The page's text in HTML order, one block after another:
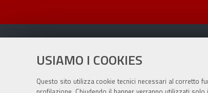
USIAMO I COOKIES
Questo sito utilizza cookie tecnici necessari al corretto
Sito istituzionale Comune di Zola Predosa